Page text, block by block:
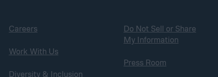
Careers
Work With Us
Diversity & Inclusion
Do Not Sell or Share
My Information
Press Room